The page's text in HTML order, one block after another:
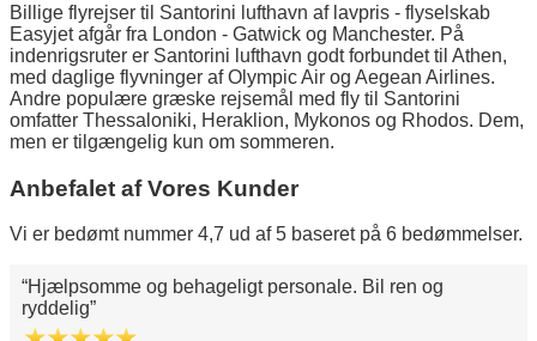
Billige flyrejser til Santorini lufthavn af lavpris - flyselskab
Easyjet afgår fra London - Gatwick og Manchester. På
indenrigsruter er Santorini lufthavn godt forbundet til Athen,
med daglige flyvninger af Olympic Air og Aegean Airlines.
Andre populære græske rejsemål med fly til Santorini
omfatter Thessaloniki, Heraklion, Mykonos og Rhodos. Dem,
men er tilgængelig kun om sommeren.
Anbefalet af Vores Kunder
Vi er bedømt nummer 4,7 ud af 5 baseret på 6 bedømmelser.
Hjælpsomme og behageligt personale. Bil ren og
ryddelig